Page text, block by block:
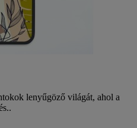
lenyűgöző világát, ahol a